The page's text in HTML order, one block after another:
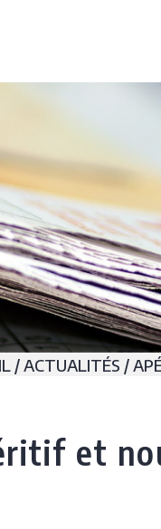
/ACTUALITÉS /
et